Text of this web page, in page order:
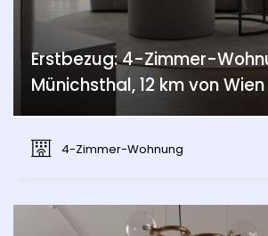
Erstbezug: 4-Zimmer-
Münichsthal, 12 km von Wien
4-Zimmer-Wohnung